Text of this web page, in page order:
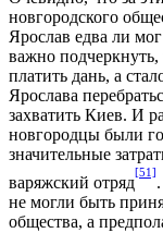
новгородского
Ярослав едва ли
важно
платить дань, а
Ярослава
захватить Киев. И
новгородцы были
значительные
варяжский отряд
[51]
не могли быть
общества, а